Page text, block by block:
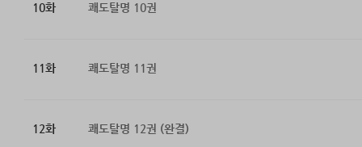
10화 쾌도탈명 10권
11화 쾌도탈명 11권
12화 쾌도탈명 12권 (완결)